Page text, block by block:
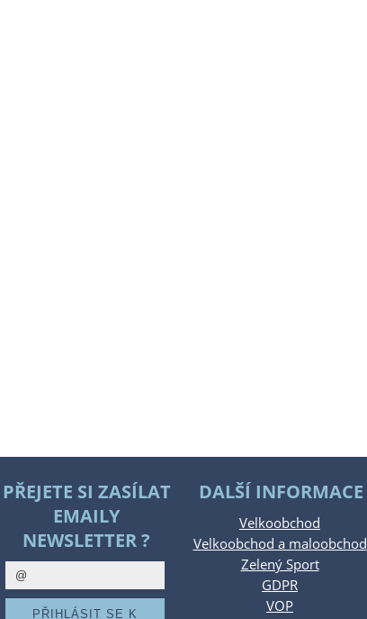
PŘEJETE SI ZASÍLAT
EMAILY
NEWSLETTER ?
DALŠÍ INFORMACE
Velkoobchod
Velkoobchod a maloobchod
Zelený Sport
GDPR
VOP